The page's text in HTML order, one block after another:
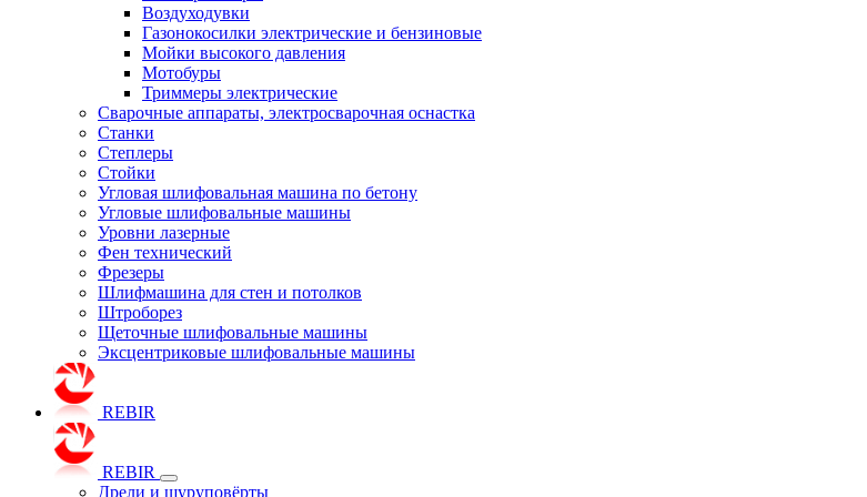
Воздуходувки
Газонокосилки электрические и бензиновые
Мойки высокого давления
Мотобуры
Триммеры электрические
Сварочные аппараты, электросварочная оснастка
Станки
Степлеры
Стойки
Угловая шлифовальная машина по бетону
Угловые шлифовальные машины
Уровни лазерные
Фен технический
Фрезеры
Шлифмашина для стен и потолков
Штроборез
Щеточные шлифовальные машины
Эксцентриковые шлифовальные машины
REBIR
REBIR
Дрели и шуруповёрты